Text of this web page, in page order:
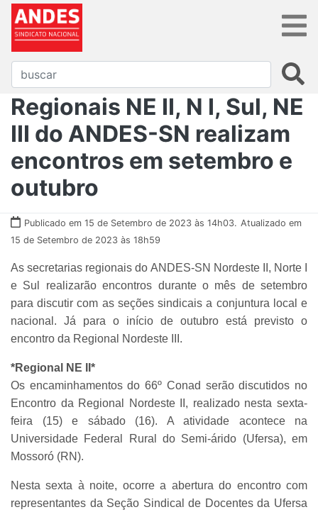
Regionais NE II, N I, Sul, NE
III do ANDES-SN realizam
encontros em setembro e
outubro
Publicado em 15 de Setembro de 2023 às 14h03. Atualizado em
15 de Setembro de 2023 às 18h59
As secretarias regionais do ANDES-SN Nordeste II, Norte I
e Sul realizarão encontros durante o mês de setembro
para discutir com as seções sindicais a conjuntura local e
nacional. Já para o início de outubro está previsto o
encontro da Regional Nordeste III.
*Regional NE II*
Os encaminhamentos do 66º Conad serão discutidos no
Encontro da Regional Nordeste II, realizado nesta sexta-
feira (15) e sábado (16). A atividade acontece na
Universidade Federal Rural do Semi-árido (Ufersa), em
Mossoró (RN).
Nesta sexta à noite, ocorre a abertura do encontro com
representantes da Seção Sindical de Docentes da Ufersa